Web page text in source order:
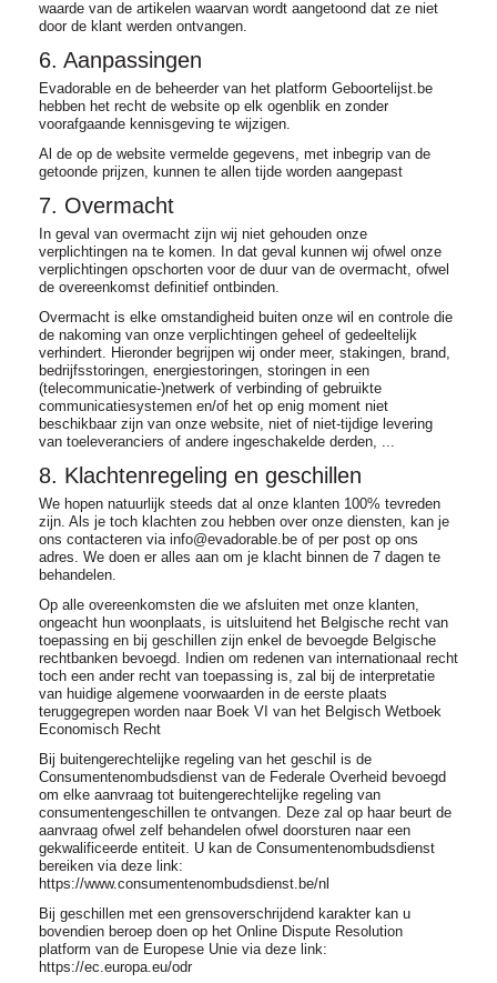
waarde van de artikelen waarvan wordt aangetoond dat ze niet
door de klant werden ontvangen.
6. Aanpassingen
Evadorable en de beheerder van het platform Geboortelijst.be
hebben het recht de website op elk ogenblik en zonder
voorafgaande kennisgeving te wijzigen.
Al de op de website vermelde gegevens, met inbegrip van de
getoonde prijzen, kunnen te allen tijde worden aangepast
7. Overmacht
In geval van overmacht zijn wij niet gehouden onze
verplichtingen na te komen. In dat geval kunnen wij ofwel onze
verplichtingen opschorten voor de duur van de overmacht, ofwel
de overeenkomst definitief ontbinden.
Overmacht is elke omstandigheid buiten onze wil en controle die
de nakoming van onze verplichtingen geheel of gedeeltelijk
verhindert. Hieronder begrijpen wij onder meer, stakingen, brand,
bedrijfsstoringen, energiestoringen, storingen in een
(telecommunicatie-)netwerk of verbinding of gebruikte
communicatiesystemen en/of het op enig moment niet
beschikbaar zijn van onze website, niet of niet-tijdige levering
van toeleveranciers of andere ingeschakelde derden, ...
8. Klachtenregeling en geschillen
We hopen natuurlijk steeds dat al onze klanten 100% tevreden
zijn. Als je toch klachten zou hebben over onze diensten, kan je
ons contacteren via info@evadorable.be of per post op ons
adres. We doen er alles aan om je klacht binnen de 7 dagen te
behandelen.
Op alle overeenkomsten die we afsluiten met onze klanten,
ongeacht hun woonplaats, is uitsluitend het Belgische recht van
toepassing en bij geschillen zijn enkel de bevoegde Belgische
rechtbanken bevoegd. Indien om redenen van internationaal recht
toch een ander recht van toepassing is, zal bij de interpretatie
van huidige algemene voorwaarden in de eerste plaats
teruggegrepen worden naar Boek VI van het Belgisch Wetboek
Economisch Recht
Bij buitengerechtelijke regeling van het geschil is de
Consumentenombudsdienst van de Federale Overheid bevoegd
om elke aanvraag tot buitengerechtelijke regeling van
consumentengeschillen te ontvangen. Deze zal op haar beurt de
aanvraag ofwel zelf behandelen ofwel doorsturen naar een
gekwalificeerde entiteit. U kan de Consumentenombudsdienst
bereiken via deze link:
https://www.consumentenombudsdienst.be/nl
Bij geschillen met een grensoverschrijdend karakter kan u
bovendien beroep doen op het Online Dispute Resolution
platform van de Europese Unie via deze link:
https://ec.europa.eu/odr